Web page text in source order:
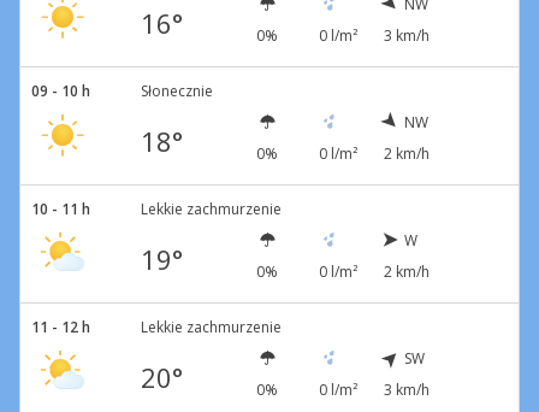
16° 0% 0 l/m²
NW
3 km/h
09 - 10 h Słonecznie
18° 0% 0 l/m²
NW
2 km/h
10 - 11 h Lekkie zachmurzenie
19° 0% 0 l/m²
W
2 km/h
11 - 12 h Lekkie zachmurzenie
20° 0% 0 l/m²
SW
3 km/h